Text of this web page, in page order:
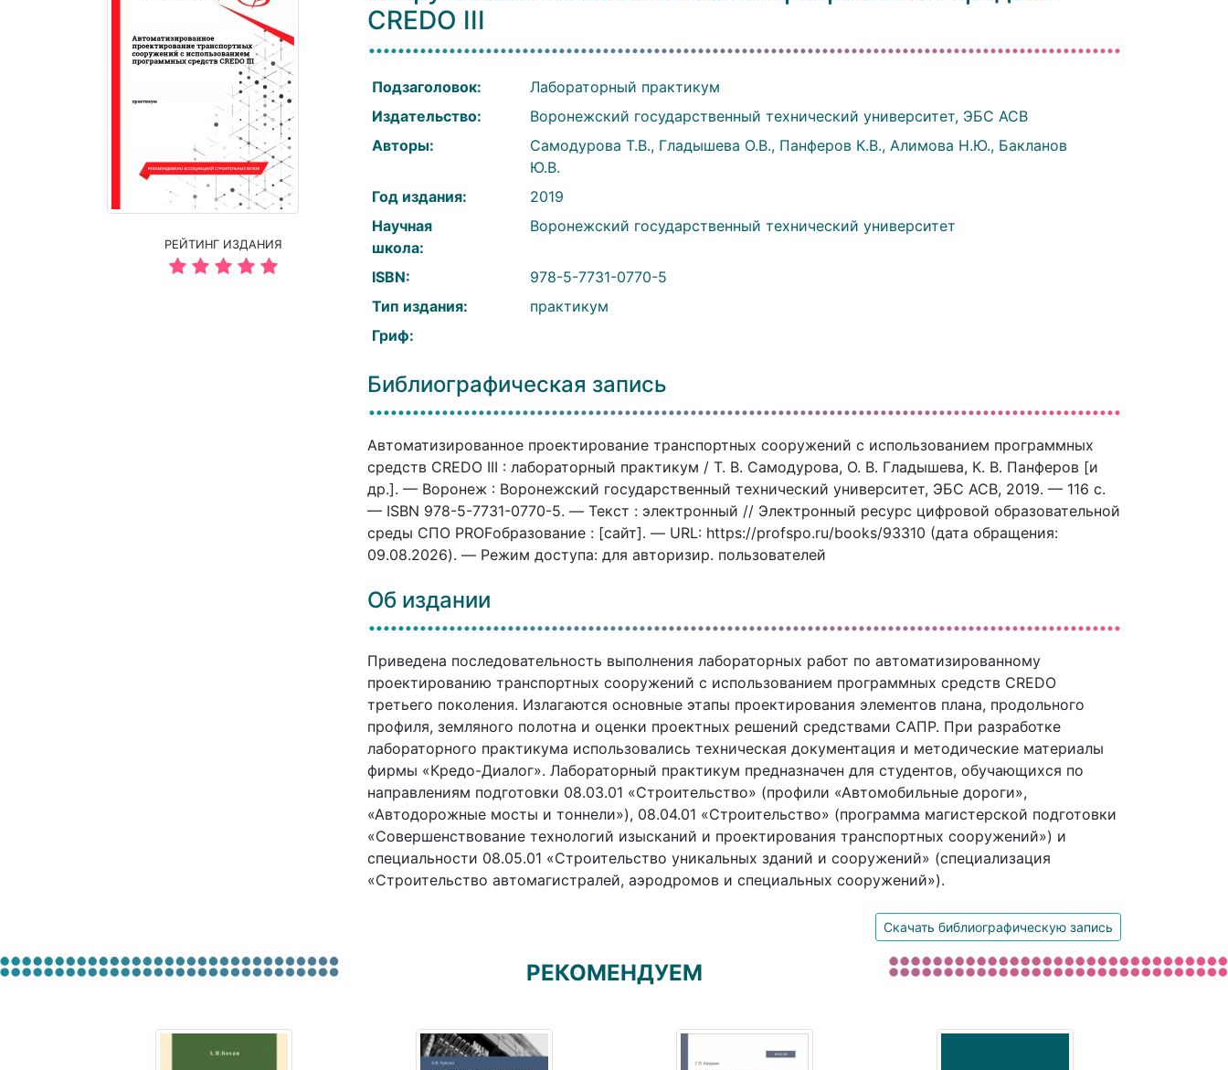
РЕЙТИНГ ИЗДАНИЯ
CREDO III
Подзаголовок:
Лабораторный практикум
Издательство:
Воронежский государственный технический университет, ЭБС АСВ
Авторы:
Самодурова Т.В., Гладышева О.В., Панферов К.В., Алимова Н.Ю., Бакланов
Ю.В.
Год издания:
2019
Научная
школа:
Воронежский государственный технический университет
ISBN:
978-5-7731-0770-5
Тип издания:
практикум
Гриф:
Библиографическая запись
Автоматизированное проектирование транспортных сооружений с использованием программных
средств CREDO III : лабораторный практикум / Т. В. Самодурова, О. В. Гладышева, К. В. Панферов [и
др.]. — Воронеж : Воронежский государственный технический университет, ЭБС АСВ, 2019. — 116 c.
— ISBN 978-5-7731-0770-5. — Текст : электронный // Электронный ресурс цифровой образовательной
среды СПО PROFобразование : [сайт]. — URL: https://profspo.ru/books/93310 (дата обращения:
09.08.2026). — Режим доступа: для авторизир. пользователей
Об издании
Приведена последовательность выполнения лабораторных работ по автоматизированному
проектированию транспортных сооружений с использованием программных средств CREDO
третьего поколения. Излагаются основные этапы проектирования элементов плана, продольного
профиля, земляного полотна и оценки проектных решений средствами САПР. При разработке
лабораторного практикума использовались техническая документация и методические материалы
фирмы «Кредо-Диалог». Лабораторный практикум предназначен для студентов, обучающихся по
направлениям подготовки 08.03.01 «Строительство» (профили «Автомобильные дороги»,
«Автодорожные мосты и тоннели»), 08.04.01 «Строительство» (программа магистерской подготовки
«Совершенствование технологий изысканий и проектирования транспортных сооружений») и
специальности 08.05.01 «Строительство уникальных зданий и сооружений» (специализация
«Строительство автомагистралей, аэродромов и специальных сооружений»).
Скачать библиографическую запись
РЕКОМЕНДУЕМ